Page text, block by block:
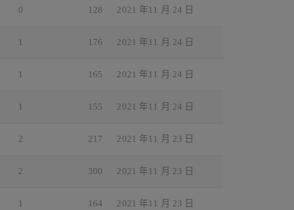
0 128 2021 年11 月 24 日
1 176 2021 年11 月 24 日
1 165 2021 年11 月 24 日
1 155 2021 年11 月 24 日
2 217 2021 年11 月 23 日
2 300 2021 年11 月 23 日
1 164 2021 年11 月 23 日